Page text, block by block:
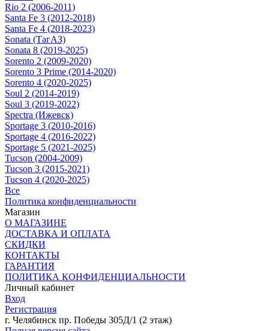
Rio 2 (2006-2011)
Santa Fe 3 (2012-2018)
Santa Fe 4 (2018-2023)
Sonata (ТагАЗ)
Sonata 8 (2019-2025)
Sorento 2 (2009-2020)
Sorento 3 Prime (2014-2020)
Sorento 4 (2020-2025)
Soul 2 (2014-2019)
Soul 3 (2019-2022)
Spectra (Ижевск)
Sportage 3 (2010-2016)
Sportage 4 (2016-2022)
Sportage 5 (2021-2025)
Tucson (2004-2009)
Tucson 3 (2015-2021)
Tucson 4 (2020-2025)
Все
Политика конфиденциальности
Магазин
О МАГАЗИНЕ
ДОСТАВКА И ОПЛАТА
СКИДКИ
КОНТАКТЫ
ГАРАНТИЯ
ПОЛИТИКА КОНФИДЕНЦИАЛЬНОСТИ
Личный кабинет
Вход
Регистрация
г. Челябинск пр. Победы 305Д/1 (2 этаж)